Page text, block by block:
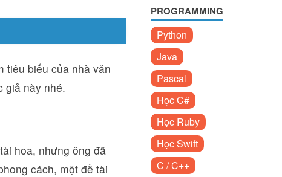
tiêu biểu của nhà văn
giả này nhé.
hoa, nhưng ông đã
cách, một đề tài
PROGRAMMING
Python
Java
Pascal
Học C#
Học Ruby
Học Swift
C / C++